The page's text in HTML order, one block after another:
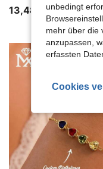
13,48€
unbedingt
mehr über die
anzupassen,
erfassten
Cookies